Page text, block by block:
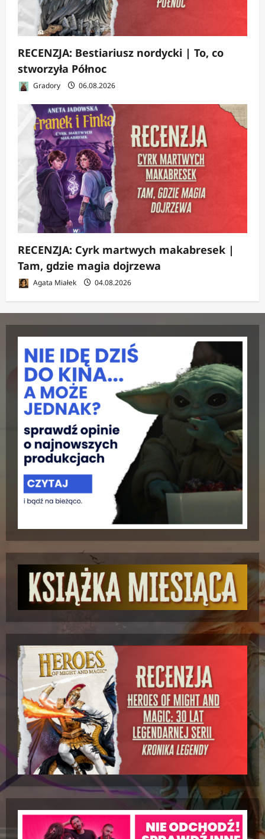
RECENZJA: Bestiariusz nordycki | To, co
stworzyła Północ
Gradory 06.08.2026
RECENZJA: Cyrk martwych makabresek |
Tam, gdzie magia dojrzewa
Agata Miałek 04.08.2026